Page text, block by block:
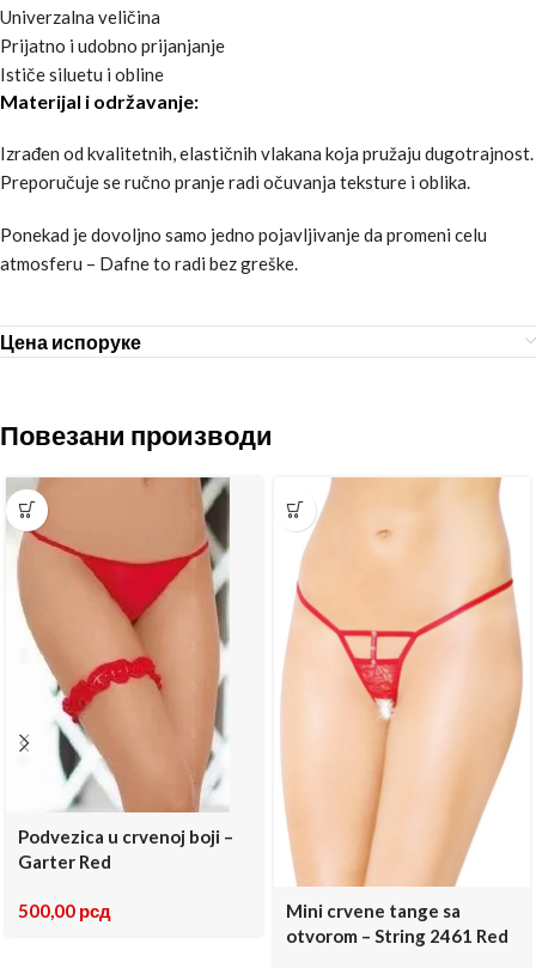
Univerzalna veličina
Prijatno i udobno prijanjanje
Ističe siluetu i obline
Materijal i održavanje:
Izrađen od kvalitetnih, elastičnih vlakana koja pružaju dugotrajnost.
Preporučuje se ručno pranje radi očuvanja teksture i oblika.
Ponekad je dovoljno samo jedno pojavljivanje da promeni celu
atmosferu – Dafne to radi bez greške.
Цена испоруке
Повезани производи
Podvezica u crvenoj boji –
Garter Red
500,00 рсд
Mini crvene tange sa
otvorom – String 2461 Red